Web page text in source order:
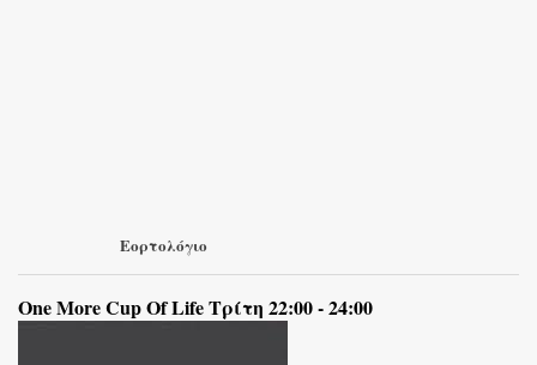
Εορτολόγιο
One More Cup Of Life Τρίτη 22:00 - 24:00